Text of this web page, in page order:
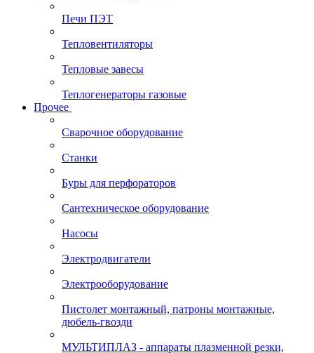
Печи ПЭТ
Тепловентиляторы
Тепловые завесы
Теплогенераторы газовые
Прочее
Сварочное оборудование
Станки
Буры для перфораторов
Сантехническое оборудование
Насосы
Электродвигатели
Электрооборудование
Пистолет монтажный, патроны монтажные,
дюбель-гвозди
МУЛЬТИПЛАЗ - аппараты плазменной резки,